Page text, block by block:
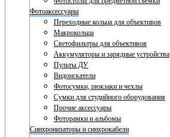
Фотоаксессуары
Переходные кольца для объективов
Макрокольца
Светофильтры для объективов
Аккумуляторы и зарядные устройства
Пульты ДУ
Видоискатели
Фотосумки, рюкзаки и чехлы
Сумки для студийного оборудования
Прочие аксессуары
Фоторамки и альбомы
Синхронизаторы и синхрокабели